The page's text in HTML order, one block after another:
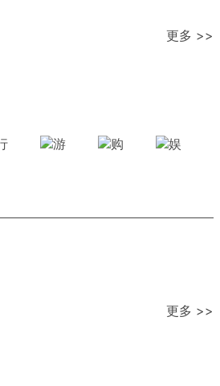
更多 >>
更多 >>